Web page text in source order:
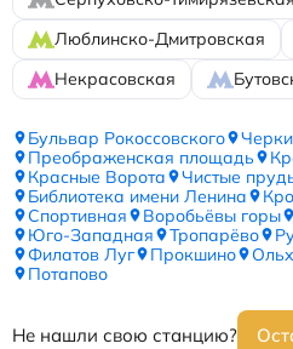
Люблинско-Дмитровская
Некрасовская
Бульвар Рокоссовского
Преображенская площадь
Красные Ворота
Чистые
Библиотека имени Ленина
Спортивная
Воробьёвы горы
Юго-Западная
Тропарёво
Филатов Луг
Прокшино
Потапово
Не нашли свою станцию?